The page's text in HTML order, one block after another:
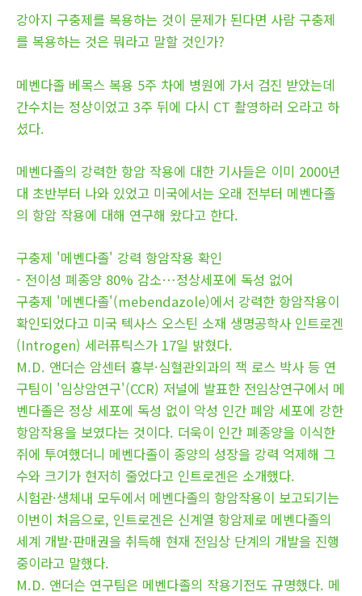
강아지 구충제를 복용하는 것이 문제가 된다면 사람 구충제
를 복용하는 것은 뭐라고 말할 것인가?
메벤다졸 베목스 복용 5주 차에 병원에 가서 검진 받았는데
간수치는 정상이었고 3주 뒤에 다시 CT 촬영하러 오라고 하
셨다.
메벤다졸의 강력한 항암 작용에 대한 기사들은 이미 2000년
대 초반부터 나와 있었고 미국에서는 오래 전부터 메벤다졸
의 항암 작용에 대해 연구해 왔다고 한다.
구충제 '메벤다졸' 강력 항암작용 확인
- 전이성 폐종양 80% 감소…정상세포에 독성 없어
구충제 '메벤다졸'(mebendazole)에서 강력한 항암작용이
확인되었다고 미국 텍사스 오스틴 소재 생명공학사 인트로겐
(Introgen) 세러퓨틱스가 17일 밝혔다.
M.D. 앤더슨 암센터 흉부·심혈관외과의 잭 로스 박사 등 연
구팀이 '임상암연구'(CCR) 저널에 발표한 전임상연구에서 메
벤다졸은 정상 세포에 독성 없이 악성 인간 폐암 세포에 강한
항암작용을 보였다는 것이다. 더욱이 인간 폐종양을 이식한
쥐에 투여했더니 메벤다졸이 종양의 성장을 강력 억제해 그
수와 크기가 현저히 줄었다고 인트로겐은 소개했다.
시험관·생체내 모두에서 메벤다졸의 항암작용이 보고되기는
이번이 처음으로, 인트로겐은 신계열 항암제로 메벤다졸의
세계 개발·판매권을 취득해 현재 전임상 단계의 개발을 진행
중이라고 말했다.
M.D. 앤더슨 연구팀은 메벤다졸의 작용기전도 규명했다. 메